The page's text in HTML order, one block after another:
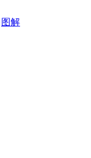
图解